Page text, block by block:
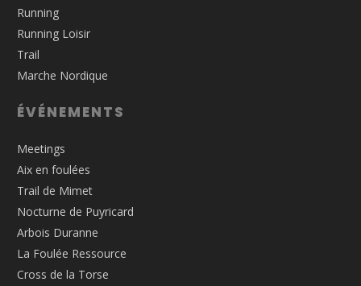
Running
Running Loisir
Trail
Marche Nordique
ÉVÉNEMENTS
Meetings
Aix en foulées
Trail de Mimet
Nocturne de Puyricard
Arbois Duranne
La Foulée Ressource
Cross de la Torse